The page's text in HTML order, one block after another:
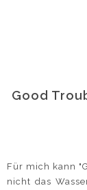
Good
Für mich kann
nicht das